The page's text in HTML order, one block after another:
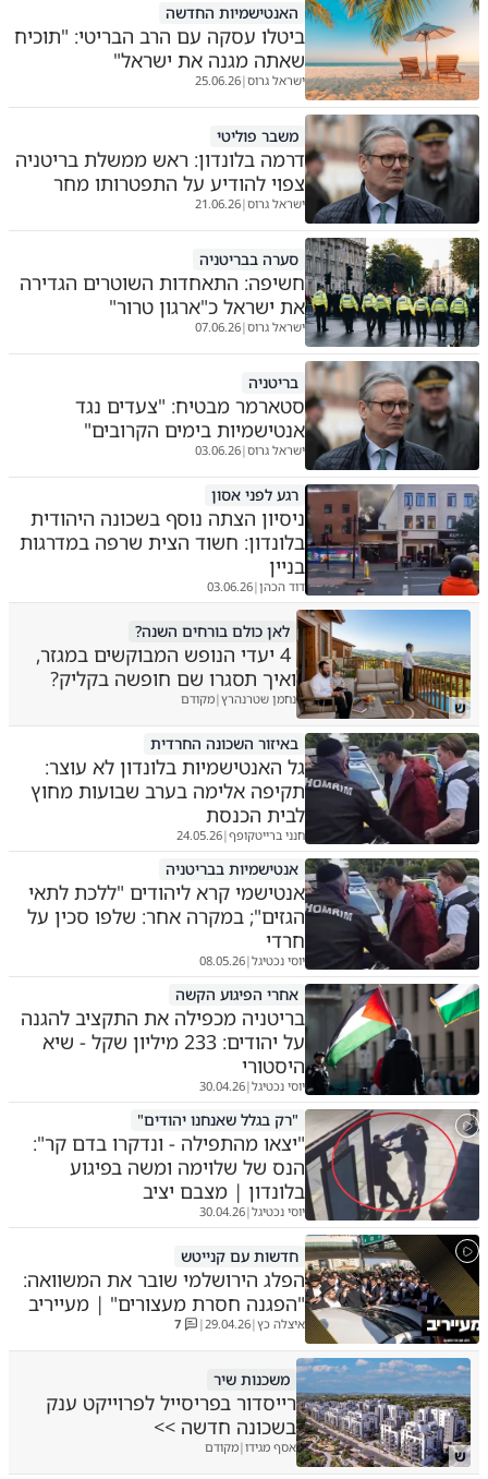
האנטישמיות החדשה
ביטלו עסקה עם הרב הבריטי: "תוכיח
שאתה מגנה את ישראל"
ישראל גרוס|
25.06.26
משבר פוליטי
דרמה בלונדון: ראש ממשלת בריטניה
צפוי להודיע על התפטרותו מחר
ישראל גרוס|
21.06.26
סערה בבריטניה
חשיפה: התאחדות השוטרים הגדירה
את ישראל כ"ארגון טרור"
ישראל גרוס|
07.06.26
בריטניה
סטארמר מבטיח: "צעדים נגד
אנטישמיות בימים הקרובים"
ישראל גרוס|
03.06.26
רגע לפני אסון
ניסיון הצתה נוסף בשכונה היהודית
בלונדון: חשוד הצית שרפה במדרגות
בניין
דוד הכהן|
03.06.26
ש
לאן כולם בורחים השנה?
4 יעדי הנופש המבוקשים במגזר,
ואיך תסגרו שם חופשה בקליק?
נחמן שטרנהרץ|מקודם
באיזור השכונה החרדית
גל האנטישמיות בלונדון לא עוצר:
תקיפה אלימה בערב שבועות מחוץ
לבית הכנסת
חנני ברייטקופף|
24.05.26
אנטישמיות בבריטניה
אנטישמי קרא ליהודים "ללכת לתאי
הגזים"; במקרה אחר: שלפו סכין על
חרדי
יוסי נכטיגל|
08.05.26
אחרי הפיגוע הקשה
בריטניה מכפילה את התקציב להגנה
על יהודים: 233 מיליון שקל - שיא
היסטורי
יוסי נכטיגל|
30.04.26
"רק בגלל שאנחנו יהודים"
"יצאו מהתפילה - ונדקרו בדם קר":
הנס של שלוימה ומשה בפיגוע
בלונדון | מצבם יציב
יוסי נכטיגל|
30.04.26
חדשות עם קנייטש
הפלג הירושלמי שובר את המשוואה:
"הפגנה חסרת מעצורים" | מעייריב
איצלה כץ|
29.04.26
|
7
ש
משכנות שיר
רייסדור בפריסייל לפרוייקט ענק
בשכונה חדשה >>
אסף מגידו|מקודם